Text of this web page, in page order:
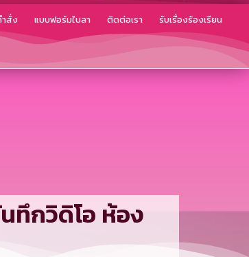
สั่ง แบบฟอร์มใบลา ติดต่อเรา รับเรื่องร้องเรียน
ทึกวิดิโอ ห้อง